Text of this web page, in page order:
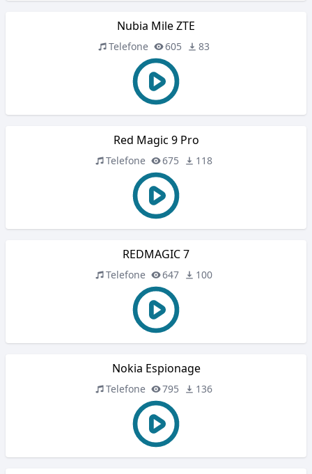
Nubia Mile ZTE
Telefone 605 83
Red Magic 9 Pro
Telefone 675 118
REDMAGIC 7
Telefone 647 100
Nokia Espionage
Telefone 795 136